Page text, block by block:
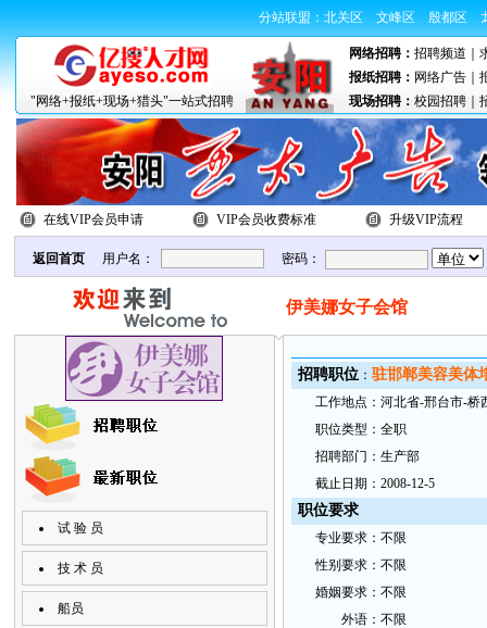
分站联盟： 北关区 文峰区 殷都区
网络招聘： 招聘频道
报纸招聘： 网络广告｜
"网络+报纸+现场+猎头"一站式招聘
现场招聘： 校园招聘｜
在线VIP会员申请 VIP会员收费标准 升级VIP流程
返回首页 用户名： 密码：
伊美娜女子会馆
试 验 员
技 术 员
船员
招聘职位 ： 驻邯郸美容美体
工作地点： 河北省-邢台市-桥
职位类型： 全职
招聘部门： 生产部
截止日 期： 2008-12-5
职位要求
专业要求： 不限
性别要求： 不限
婚姻要求： 不限
外语： 不限